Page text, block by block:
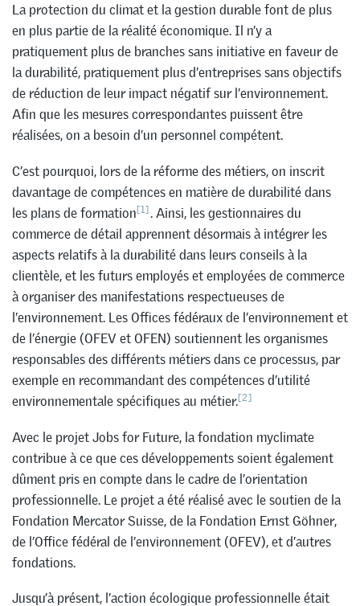
La protection du climat et la gestion durable font de plus
en plus partie de la réalité économique. Il n’y a
pratiquement plus de branches sans initiative en faveur de
la durabilité, pratiquement plus d’entreprises sans objectifs
de réduction de leur impact négatif sur l’environnement.
Afin que les mesures correspondantes puissent être
réalisées, on a besoin d’un personnel compétent.
C’est pourquoi, lors de la réforme des métiers, on inscrit
davantage de compétences en matière de durabilité dans
les plans de formation[1]. Ainsi, les gestionnaires du
commerce de détail apprennent désormais à intégrer les
aspects relatifs à la durabilité dans leurs conseils à la
clientèle, et les futurs employés et employées de commerce
à organiser des manifestations respectueuses de
l’environnement. Les Offices fédéraux de l’environnement et
de l’énergie (OFEV et OFEN) soutiennent les organismes
responsables des différents métiers dans ce processus, par
exemple en recommandant des compétences d’utilité
environnementale spécifiques au métier.[2]
Avec le projet Jobs for Future, la fondation myclimate
contribue à ce que ces développements soient également
dûment pris en compte dans le cadre de l’orientation
professionnelle. Le projet a été réalisé avec le soutien de la
Fondation Mercator Suisse, de la Fondation Ernst Göhner,
de l’Office fédéral de l’environnement (OFEV), et d’autres
fondations.
Jusqu’à présent, l’action écologique professionnelle était